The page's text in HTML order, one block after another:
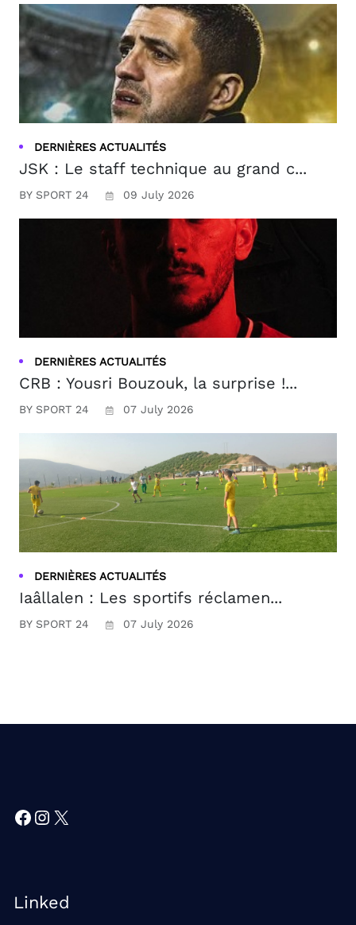
DERNIÈRES ACTUALITÉS
JSK : Le staff technique au grand c...
BY SPORT 24 09 July 2026
DERNIÈRES ACTUALITÉS
CRB : Yousri Bouzouk, la surprise !...
BY SPORT 24 07 July 2026
DERNIÈRES ACTUALITÉS
Iaâllalen : Les sportifs réclamen...
BY SPORT 24 07 July 2026
Facebook
Instagram
X
Linked